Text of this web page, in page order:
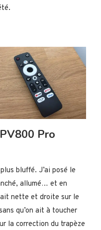
Pro
bluffé. J’ai posé le
allumé… et en
nette et droite sur le
qu’on ait à toucher
la correction du trapèze